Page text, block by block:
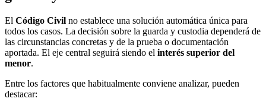
El Código Civil no establece una solución automática única para
todos los casos. La decisión sobre la guarda y custodia dependerá de
las circunstancias concretas y de la prueba o documentación
aportada. El eje central seguirá siendo el interés superior del
menor.
Entre los factores que habitualmente conviene analizar, pueden
destacar: